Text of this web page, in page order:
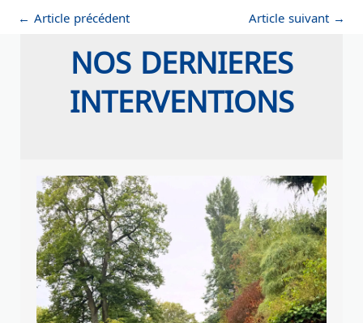
← Article précédent Article suivant →
NOS DERNIERES
INTERVENTIONS